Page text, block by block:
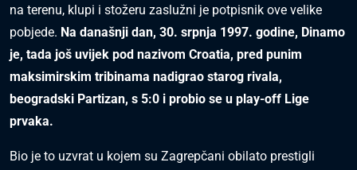
na terenu, klupi i stožeru zaslužni je potpisnik ove velike
pobjede. Na današnji dan, 30. srpnja 1997. godine, Dinamo
je, tada još uvijek pod nazivom Croatia, pred punim
maksimirskim tribinama nadigrao starog rivala,
beogradski Partizan, s 5:0 i probio se u play-off Lige
prvaka.
Bio je to uzvrat u kojem su Zagrepčani obilato prestigli